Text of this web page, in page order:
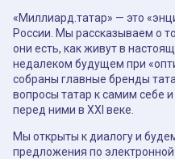
«Миллиард.татар» — это
России. Мы рассказываем о
они есть, как живут в
недалеком будущем при
собраны главные бренды
вопросы татар к самим себе
перед ними в XXI веке.
Мы открыты к диалогу и
предложения по электронной